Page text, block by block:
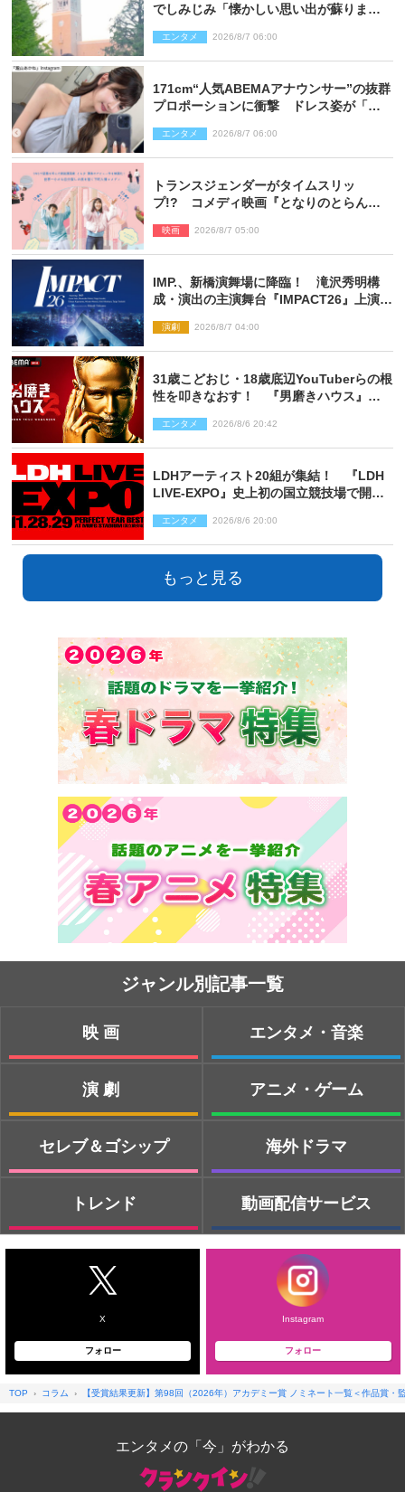
でしみじみ「懐かしい思い出が蘇りまし
エンタメ 2026/8/7 06:00
171cm“人気ABEMAアナウンサー”の抜群
プロポーションに衝撃 ドレス姿が「美
エンタメ 2026/8/7 06:00
トランスジェンダーがタイムスリッ
プ!? コメディ映画『となりのとらんす
映画 2026/8/7 05:00
IMP.、新橋演舞場に降臨！ 滝沢秀明構
成・演出の主演舞台『IMPACT26』上演決
演劇 2026/8/7 04:00
31歳こどおじ・18歳底辺YouTuberらの根
性を叩きなおす！ 『男磨きハウス』第2
エンタメ 2026/8/6 20:42
LDHアーティスト20組が集結！ 『LDH
LIVE‐EXPO』史上初の国立競技場で開催
エンタメ 2026/8/6 20:00
もっと見る
ジャンル別記事一覧
映画
演劇
セレブ＆ゴシップ
トレンド
エンタメ・音楽
アニメ・ゲーム
海外ドラマ
動画配信サービス
X
フォロー
Instagram
フォロー
TOP コラム 【受賞結果更新】第98回（2026年）アカデミー賞 ノミネート一覧＜作品賞・
エンタメの「今」がわかる